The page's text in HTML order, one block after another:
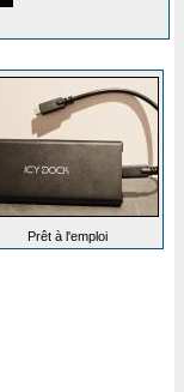
Prêt à l'emploi